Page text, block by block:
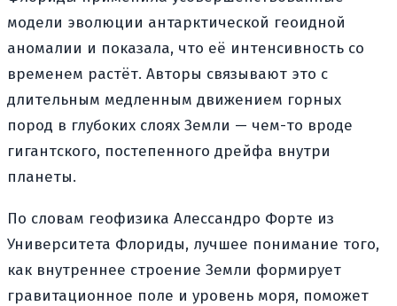
модели эволюции антарктической геоидной
аномалии и показала, что её интенсивность со
временем растёт. Авторы связывают это с
длительным медленным движением горных
пород в глубоких слоях Земли — чем-то вроде
гигантского, постепенного дрейфа внутри
планеты.
По словам геофизика Алессандро Форте из
Университета Флориды, лучшее понимание того,
как внутреннее строение Земли формирует
гравитационное поле и уровень моря, поможет